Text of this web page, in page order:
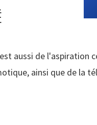
aussi de l'aspiration
ainsi que de la